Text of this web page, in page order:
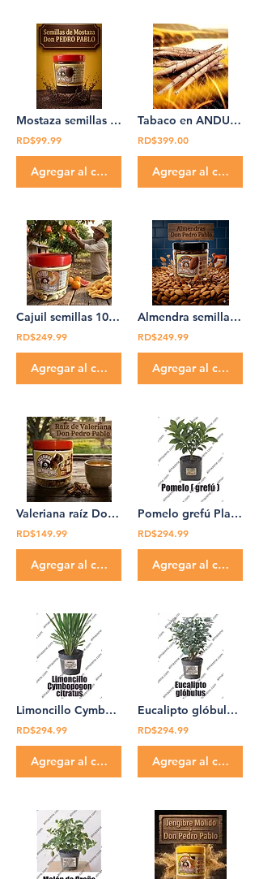
Mostaza semillas 100% Organica 10 oz Don Pedro Pablo
RD$99.99
Agregar al carrito
Tabaco en ANDULLO Don Pedro Pablo andullo x libras
RD$399.00
Agregar al carrito
Cajuil semillas 100% Organica 12 oz Don Pedro Pablo
RD$249.99
Agregar al carrito
Almendra semillas 100% Organica 12 oz Don Pedro Pablo
RD$249.99
Agregar al carrito
Valeriana raíz Don Pedro Pablo 205 g raiz valeriana
RD$149.99
Agregar al carrito
Pomelo grefú Planta Medicinal Don Pedro Pablo grapefruit
RD$294.99
Agregar al carrito
Limoncillo Cymbopogon citratus Planta Medicinal Don Pedro Pablo
RD$294.99
Agregar al carrito
Eucalipto glóbulos Planta Medicinal globulus Don Pedro Pablo
RD$294.99
Agregar al carrito